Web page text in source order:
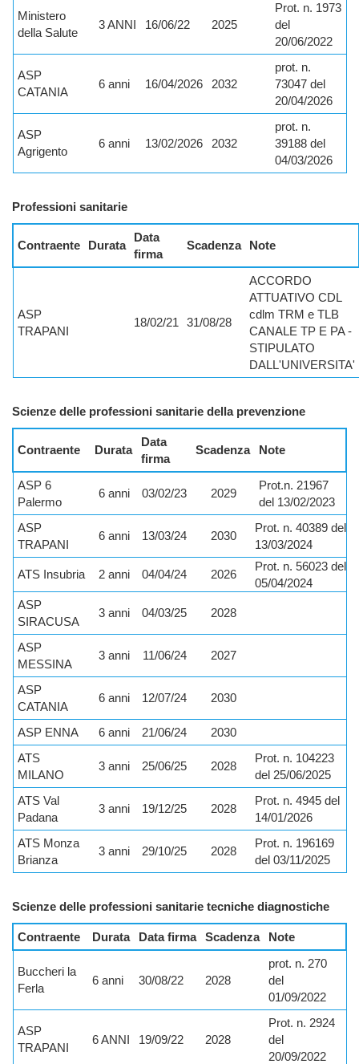
Ministero
della Salute
3 ANNI 16/06/22 2025
Prot. n. 1973
del
20/06/2022
ASP
CATANIA
6 anni 16/04/2026 2032
prot. n.
73047 del
20/04/2026
ASP
Agrigento
6 anni 13/02/2026 2032
prot. n.
39188 del
04/03/2026
Professioni sanitarie
Contraente Durata
Data
firma
Scadenza Note
ASP
TRAPANI
18/02/21 31/08/28
ACCORDO
ATTUATIVO CDL
cdlm TRM e TLB
CANALE TP E PA -
STIPULATO
DALL'UNIVERSITA'
Scienze delle professioni sanitarie della prevenzione
Contraente Durata
Data
firma
Scadenza Note
ASP 6
Palermo
6 anni 03/02/23 2029
Prot.n. 21967
del 13/02/2023
ASP
TRAPANI
6 anni 13/03/24 2030
Prot. n. 40389 del
13/03/2024
ATS Insubria 2 anni 04/04/24 2026
Prot. n. 56023 del
05/04/2024
ASP
SIRACUSA
3 anni 04/03/25 2028
ASP
MESSINA
3 anni 11/06/24 2027
ASP
CATANIA
6 anni 12/07/24 2030
ASP ENNA 6 anni 21/06/24
2030
ATS
MILANO
3 anni 25/06/25 2028
Prot. n. 104223
del 25/06/2025
ATS Val
Padana
3 anni 19/12/25 2028
Prot. n. 4945 del
14/01/2026
ATS Monza
Brianza
3 anni 29/10/25 2028
Prot. n. 196169
del 03/11/2025
Scienze delle professioni sanitarie tecniche diagnostiche
Contraente Durata Data firma Scadenza Note
Buccheri la
Ferla
6 anni 30/08/22 2028
prot. n. 270
del
01/09/2022
ASP
TRAPANI
6 ANNI 19/09/22 2028
Prot. n. 2924
del
20/09/2022